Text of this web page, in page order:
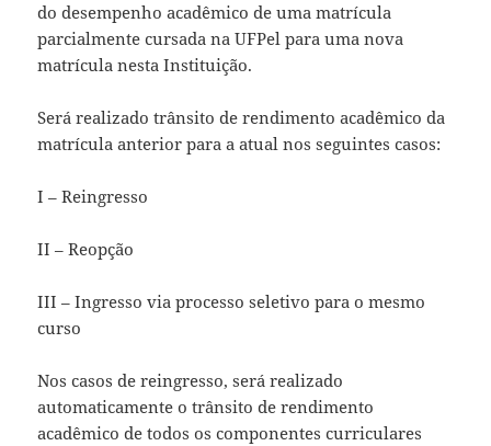
do desempenho acadêmico de uma matrícula
parcialmente cursada na UFPel para uma nova
matrícula nesta Instituição.
Será realizado trânsito de rendimento acadêmico da
matrícula anterior para a atual nos seguintes casos:
I – Reingresso
II – Reopção
III – Ingresso via processo seletivo para o mesmo
curso
Nos casos de reingresso, será realizado
automaticamente o trânsito de rendimento
acadêmico de todos os componentes curriculares